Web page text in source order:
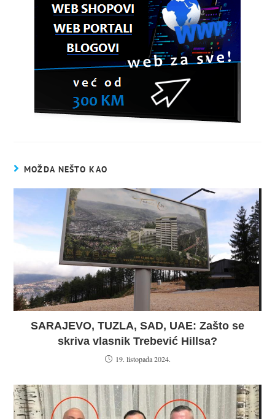
MOŽDA NEŠTO KAO
SARAJEVO, TUZLA, SAD, UAE: Zašto se
skriva vlasnik Trebević Hillsa?
19. listopada 2024.